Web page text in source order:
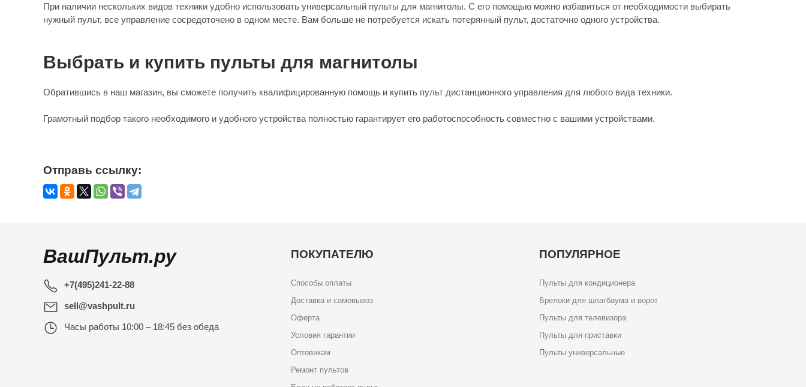
При наличии нескольких видов техники удобно использовать универсальный пульты для магнитолы. С его помощью можно избавиться от необходимости выбирать
нужный пульт, все управление сосредоточено в одном месте. Вам больше не потребуется искать потерянный пульт, достаточно одного устройства.
Выбрать и купить пульты для магнитолы
Обратившись в наш магазин, вы сможете получить квалифицированную помощь и купить пульт дистанционного управления для любого вида техники.
Грамотный подбор такого необходимого и удобного устройства полностью гарантирует его работоспособность совместно с вашими устройствами.
Отправь ссылку:
ВашПульт.ру
+7(495)241-22-88
sell@vashpult.ru
Часы работы 10:00 – 18:45 без обеда
ПОКУПАТЕЛЮ
Способы оплаты
Доставка и самовывоз
Оферта
Условия гарантии
Оптовикам
Ремонт пультов
ПОПУЛЯРНОЕ
Пульты для кондиционера
Брелоки для шлагбаума и ворот
Пульты для телевизора
Пульты для приставки
Пульты универсальные